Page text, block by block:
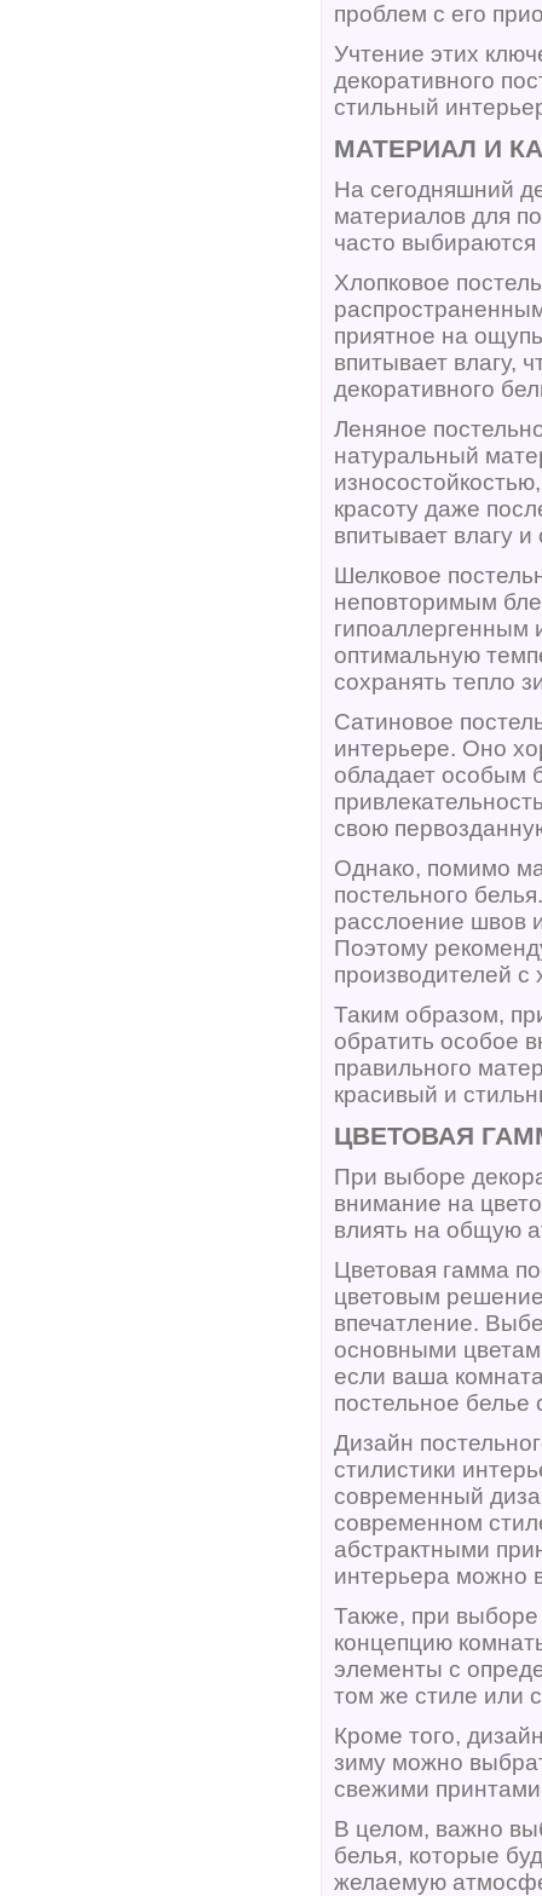
проблем с его
Учтение этих
декоративного
стильный
МАТЕРИАЛ И
На сегодняшний
материалов для
часто выбираются
Хлопковое
приятное на
впитывает влагу,
декоративного
Леняное
натуральный
красоту даже
впитывает влагу
Шелковое
неповторимым
гипоаллергенным
оптимальную
сохранять тепло
Сатиновое
интерьере. Оно
обладает особым
свою
Однако, помимо
постельного
расслоение швов
Поэтому
производителей
Таким образом,
обратить особое
правильного
красивый и
ЦВЕТОВАЯ
При выборе
внимание на
влиять на общую
Цветовая гамма
цветовым
впечатление.
основными
если ваша
постельное белье
Дизайн
стилистики
современный
современном
абстрактными
интерьера можно
Также, при выборе
концепцию
элементы с
том же стиле или
Кроме того,
зиму можно
свежими
В целом, важно
белья, которые
желаемую